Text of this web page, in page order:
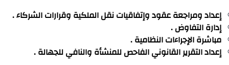
إعداد ومراجعة عقود وإتفاقيات نقل الملكية وقرارات الشركاء .
إدارة التفاوض .
مباشرة الإجراءات النظامية .
إعداد التقرير القانوني الفاحص للمنشأة والنافي للجهالة .